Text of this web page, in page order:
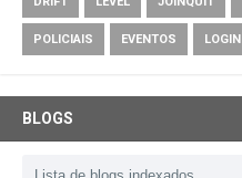
POLICIAIS EVENTOS LOGIN
BLOGS